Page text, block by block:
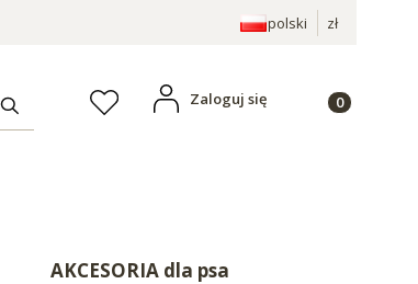
polski zł
Szukaj Ulubione
Zaloguj się Produkty w
AKCESORIA dla psa